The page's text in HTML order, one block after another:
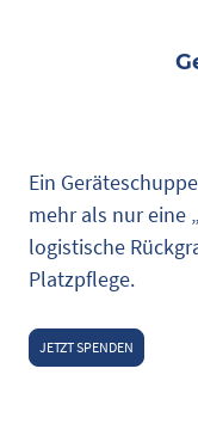
Ein
mehr als nur eine
logistische
Platzpflege.
JETZT SPENDEN